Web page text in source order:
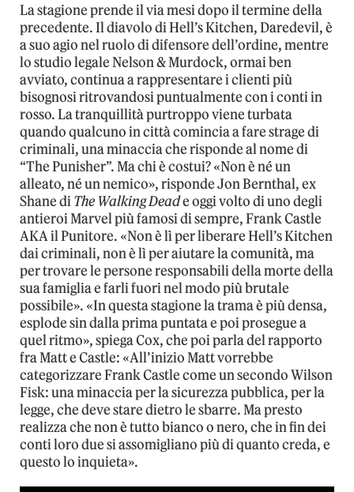
La stagione prende il via mesi dopo il termine della
precedente. Il diavolo di Hell’s Kitchen, Daredevil, è
a suo agio nel ruolo di difensore dell’ordine, mentre
lo studio legale Nelson & Murdock, ormai ben
avviato, continua a rappresentare i clienti più
bisognosi ritrovandosi puntualmente con i conti in
rosso. La tranquillità purtroppo viene turbata
quando qualcuno in città comincia a fare strage di
criminali, una minaccia che risponde al nome di
“The Punisher”. Ma chi è costui? «Non è né un
alleato, né un nemico», risponde Jon Bernthal, ex
Shane diThe Walking Deade oggi volto di uno degli
antieroi Marvel più famosi di sempre, Frank Castle
AKA il Punitore. «Non è lì per liberare Hell’s Kitchen
dai criminali, non è lì per aiutare la comunità, ma
per trovare le persone responsabili della morte della
sua famiglia e farli fuori nel modo più brutale
possibile». «In questa stagione la trama è più densa,
esplode sin dalla prima puntata e poi prosegue a
quel ritmo», spiega Cox, che poi parla del rapporto
fra Matt e Castle: «All’inizio Matt vorrebbe
categorizzare Frank Castle come un secondo Wilson
Fisk: una minaccia per la sicurezza pubblica, per la
legge, che deve stare dietro le sbarre. Ma presto
realizza che non è tutto bianco o nero, che in fin dei
conti loro due si assomigliano più di quanto creda, e
questo lo inquieta».